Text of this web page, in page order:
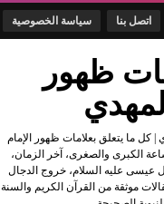
اتصل بنا سياسة الخصوصية
ظهور
المهدي
كل ما يتعلق بعلامات ظهور الإمام
الكبرى والصغرى، آخر الزمان،
عيسى عليه السلام، خروج الدجال
موثقة من القرآن الكريم والسنة